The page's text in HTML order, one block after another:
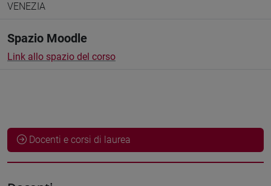
VENEZIA
Spazio Moodle
Link allo spazio del corso
Docenti e corsi di laurea